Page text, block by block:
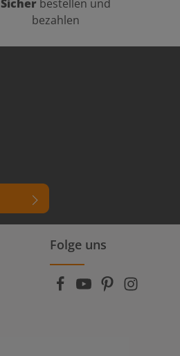
Sicher bestellen und
bezahlen
Folge uns